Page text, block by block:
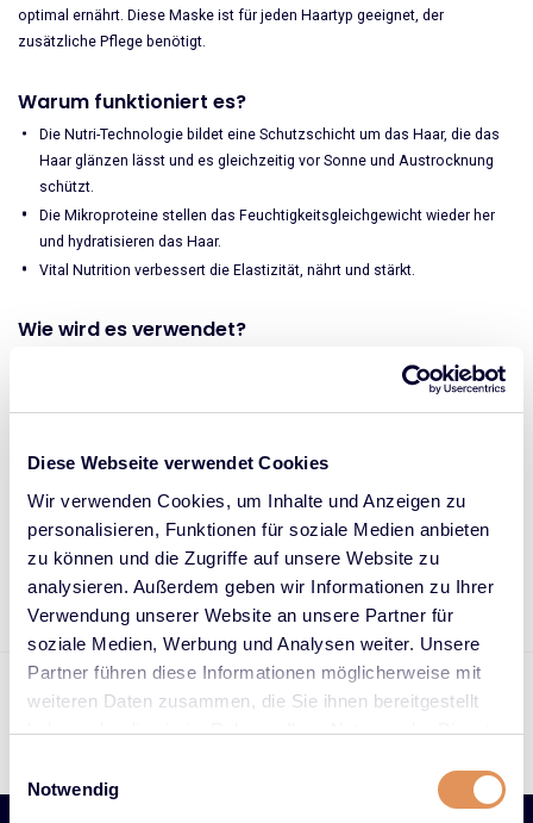
Diese Webseite verwendet Cookies
Wir verwenden Cookies, um Inhalte und Anzeigen zu
personalisieren, Funktionen für soziale Medien anbieten
zu können und die Zugriffe auf unsere Website zu
analysieren. Außerdem geben wir Informationen zu Ihrer
Verwendung unserer Website an unsere Partner für
soziale Medien, Werbung und Analysen weiter. Unsere
Partner führen diese Informationen möglicherweise mit
weiteren Daten zusammen, die Sie ihnen bereitgestellt
haben oder die sie im Rahmen Ihrer Nutzung der Dienste
Notwendig
optimal ernährt. Diese Maske ist für jeden Haartyp geeignet, der
zusätzliche Pflege benötigt.
Warum funktioniert es?
Die Nutri-Technologie bildet eine Schutzschicht um das Haar, die das
Haar glänzen lässt und es gleichzeitig vor Sonne und Austrocknung
schützt.
Die Mikroproteine stellen das Feuchtigkeitsgleichgewicht wieder her
und hydratisieren das Haar.
Vital Nutrition verbessert die Elastizität, nährt und stärkt.
Wie wird es verwendet?
Eine großzügige Menge auf nass gewaschenes, handtuchtrockenes
Das Produkt mit einer Bürste sanft durch das Haar kämmen. Hinten
Dann die Maske sanft durch das Haar massieren.
Das Produkt 5 bis 10 Minuten lang einziehen lassen, am besten mit
einem warmen Handtuch darüber.
Anschließend das Haar gründlich ausspülen.
Bewertung: 5/5
Preferred Keune Supplier